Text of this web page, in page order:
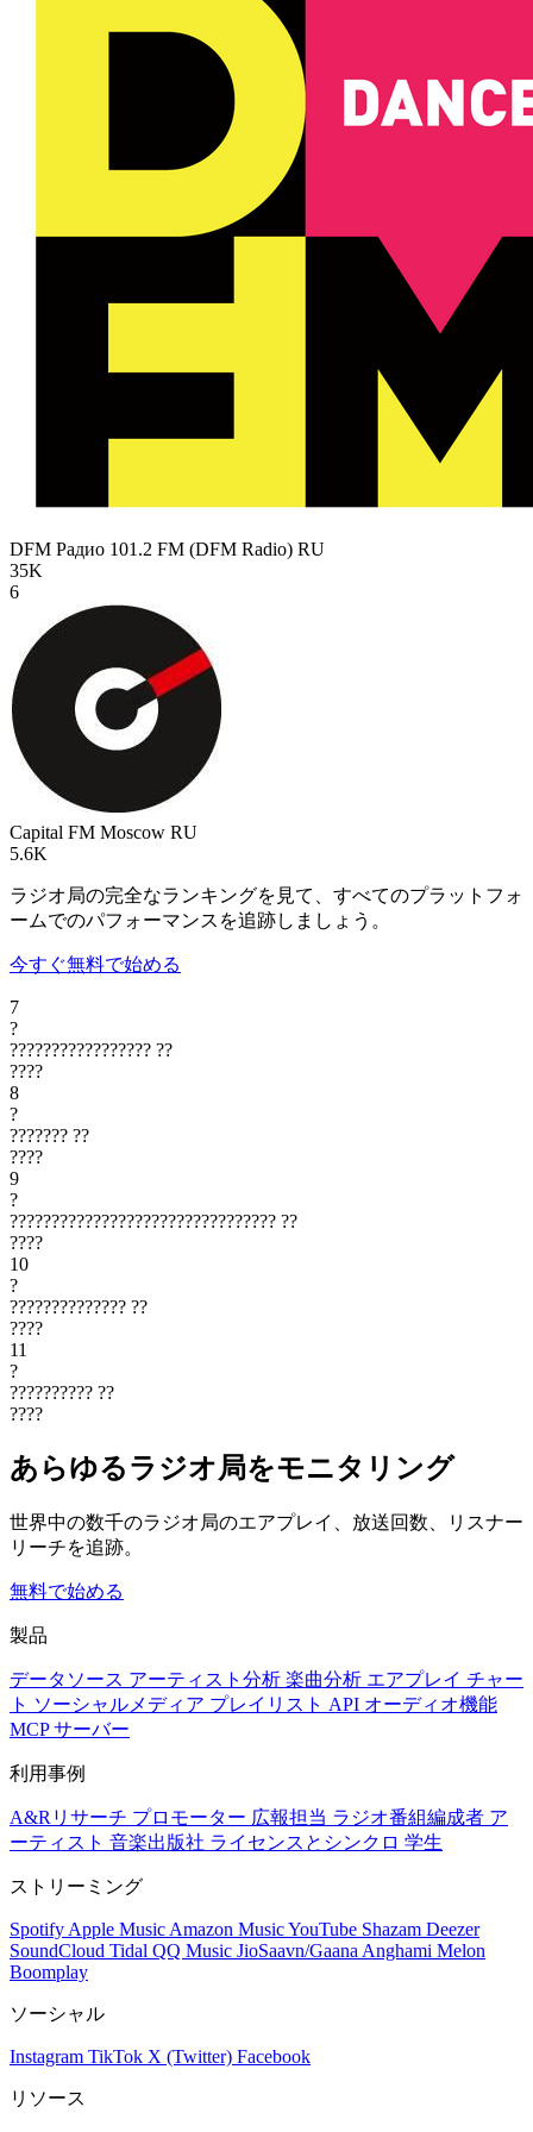
DFM Радио 101.2 FM (DFM Radio) RU
35K
6
Capital FM Moscow RU
5.6K
ラジオ局の完全なランキングを見て、すべてのプラットフォ
ームでのパフォーマンスを追跡しましょう。
今すぐ無料で始める
7
?
????????????????? ??
????
8
?
??????? ??
????
9
?
???????????????????????????????? ??
????
10
?
?????????????? ??
????
11
?
?????????? ??
????
あらゆるラジオ局をモニタリング
世界中の数千のラジオ局のエアプレイ、放送回数、リスナー
リーチを追跡。
無料で始める
製品
データソース アーティスト分析 楽曲分析 エアプレイ チャー
ト ソーシャルメディア プレイリスト API オーディオ機能
MCP サーバー
利用事例
A&Rリサーチ プロモーター 広報担当 ラジオ番組編成者 ア
ーティスト 音楽出版社 ライセンスとシンクロ 学生
ストリーミング
Spotify Apple Music Amazon MusicYouTube Shazam Deezer
SoundCloud Tidal QQ Music JioSaavn/Gaana Anghami Melon
Boomplay
ソーシャル
Instagram TikTok X (Twitter) Facebook
リソース